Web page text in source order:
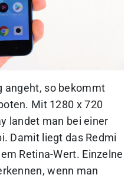
angeht, so bekommt
Mit 1280 x 720
landet man bei einer
Damit liegt das Redmi
Retina-Wert. Einzelne
wenn man